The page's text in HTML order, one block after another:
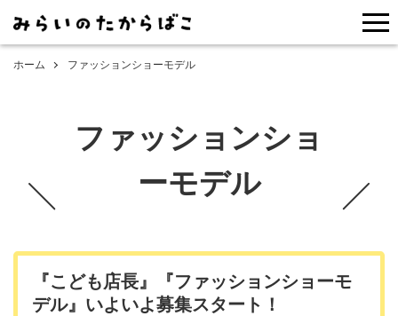
ホーム ファッションショーモデル
ファッションショ
ーモデル
『こども店長』『ファッションショーモ
デル』いよいよ募集スタート！